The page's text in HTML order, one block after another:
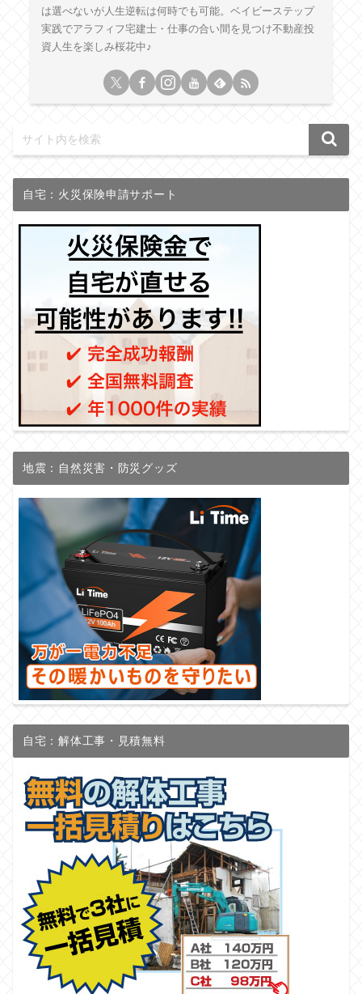
は選べないが人生逆転は何時でも可能。ベイビーステップ
実践でアラフィフ宅建士・仕事の合い間を見つけ不動産投
資人生を楽しみ桜花中♪
自宅：火災保険申請サポート
地震：自然災害・防災グッズ
自宅：解体工事・見積無料